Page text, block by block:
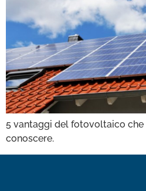
5 vantaggi del fotovoltaico che
conoscere.